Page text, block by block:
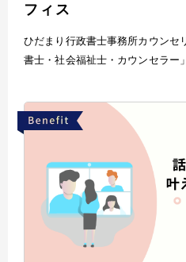
フィス
ひだまり行政書士事務所カウンセリ
書士・社会福祉士・カウンセラー